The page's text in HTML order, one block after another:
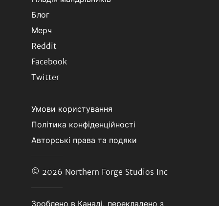
Блог
Мерч
Reddit
Facebook
Twitter
Умови користування
Політика конфіденційності
Авторські права та подяки
© 2026 Northern Forge Studios Inc
Зроблено в Канаді, перекладено з